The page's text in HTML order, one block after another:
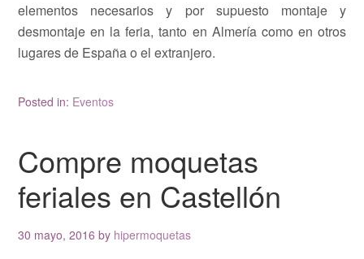
elementos necesarios y por supuesto montaje y
desmontaje en la feria, tanto en Almería como en otros
lugares de España o el extranjero.
Posted in: Eventos
Compre moquetas
feriales en Castellón
30 mayo, 2016 by hipermoquetas